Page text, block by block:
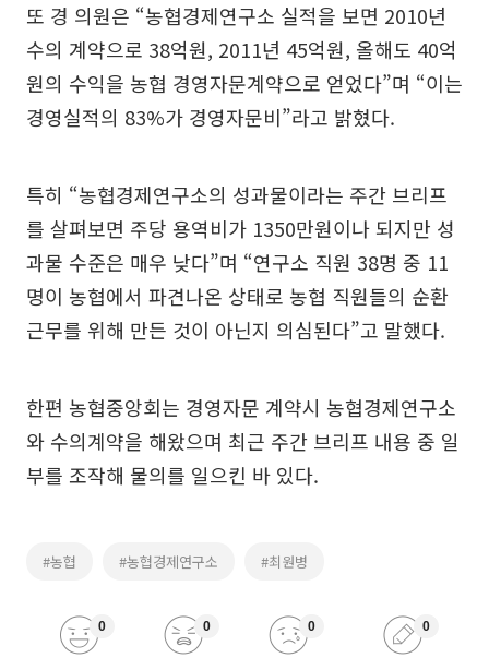
또 경 의원은 “농협경제연구소 실적을 보면 2010년
수의 계약으로 38억원, 2011년 45억원, 올해도 40억
원의 수익을 농협 경영자문계약으로 얻었다”며 “이는
경영실적의 83%가 경영자문비”라고 밝혔다.
특히 “농협경제연구소의 성과물이라는 주간 브리프
를 살펴보면 주당 용역비가 1350만원이나 되지만 성
과물 수준은 매우 낮다”며 “연구소 직원 38명 중 11
명이 농협에서 파견나온 상태로 농협 직원들의 순환
근무를 위해 만든 것이 아닌지 의심된다”고 말했다.
한편 농협중앙회는 경영자문 계약시 농협경제연구소
와 수의계약을 해왔으며 최근 주간 브리프 내용 중 일
부를 조작해 물의를 일으킨 바 있다.
#농협 #농협경제연구소 #최원병
0 0 0 0